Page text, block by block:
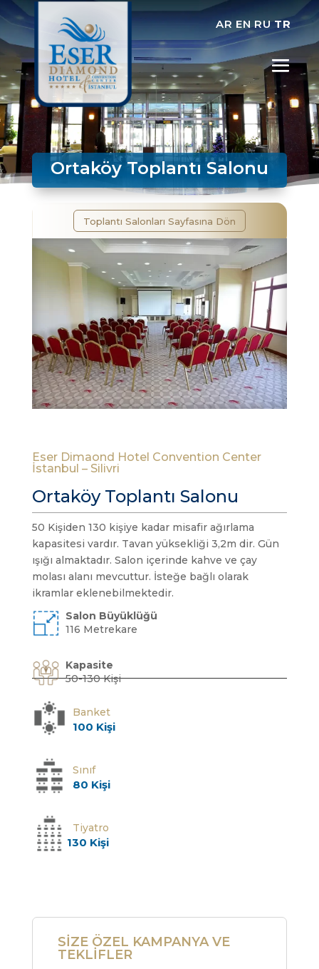
AR EN RU TR
Ortaköy Toplantı Salonu
Toplantı Salonları Sayfasına Dön
Eser Dimaond Hotel Convention Center
İstanbul – Silivri
Ortaköy Toplantı Salonu
50 Kişiden 130 kişiye kadar misafir ağırlama
kapasitesi vardır. Tavan yüksekliği 3,2m dir. Gün
ışığı almaktadır. Salon içerinde kahve ve çay
molası alanı mevcuttur. İsteğe bağlı olarak
ikramlar eklenebilmektedir.
Salon Büyüklüğü
116 Metrekare
Kapasite
50-130 Kişi
Banket
100 Kişi
Sınıf
80 Kişi
Tiyatro
130 Kişi
SİZE ÖZEL KAMPANYA VE
TEKLİFLER